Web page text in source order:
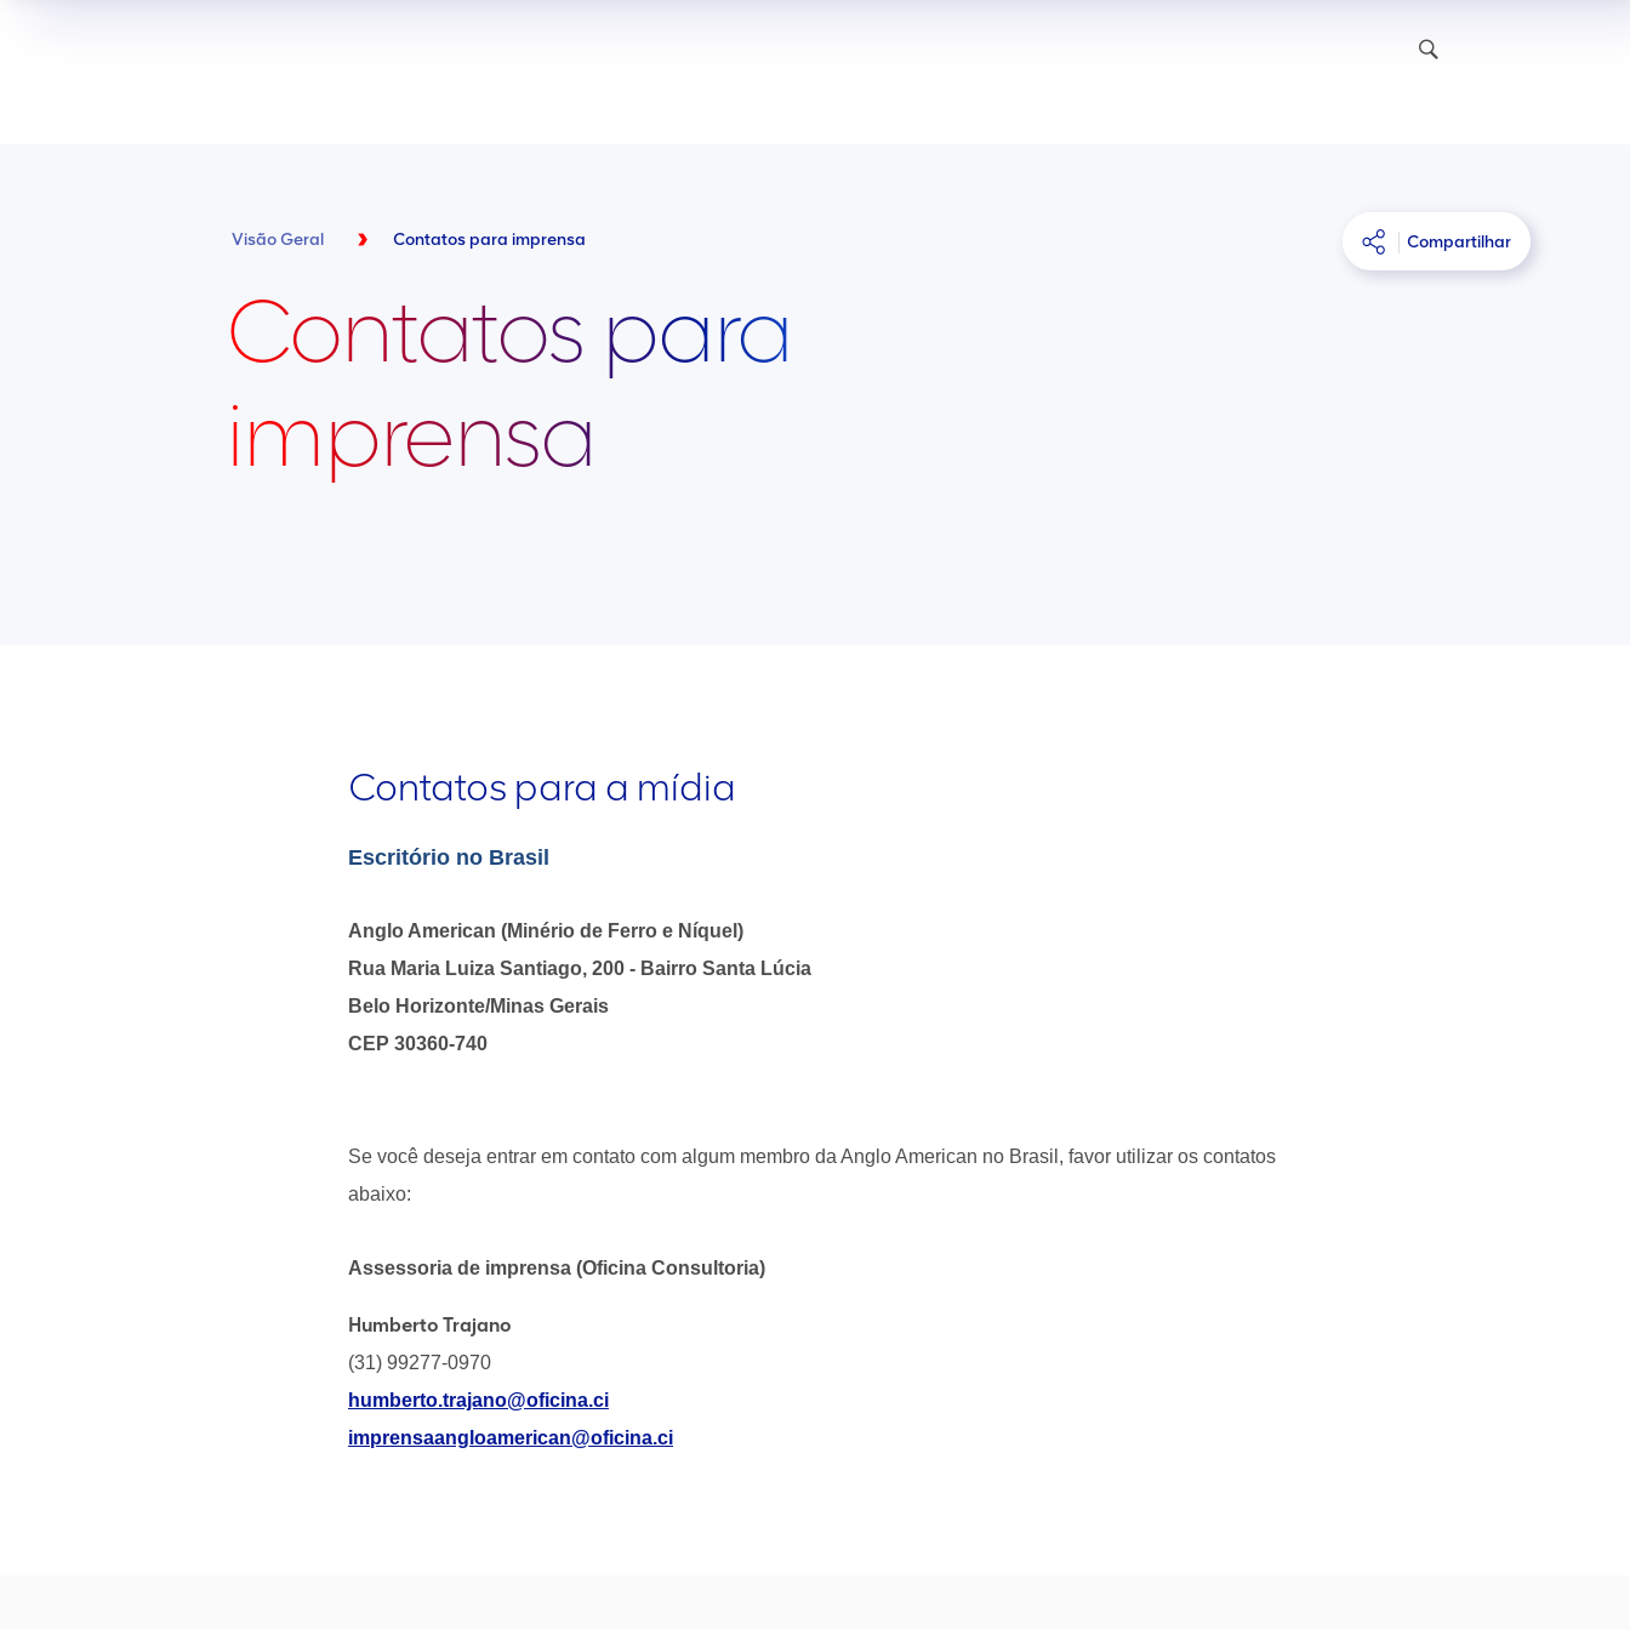
Visão Geral Contatos para imprensa Compartilhar
Contatos para
imprensa
Contatos para a mídia
Escritório no Brasil
Anglo American (Minério de Ferro e Níquel)
Rua Maria Luiza Santiago, 200 - Bairro Santa Lúcia
Belo Horizonte/Minas Gerais
CEP 30360-740
Se você deseja entrar em contato com algum membro da Anglo American no Brasil, favor utilizar os contatos
abaixo:
Assessoria de imprensa (Oficina Consultoria)
Humberto Trajano
(31) 99277-0970
humberto.trajano@oficina.ci
imprensaangloamerican@oficina.ci